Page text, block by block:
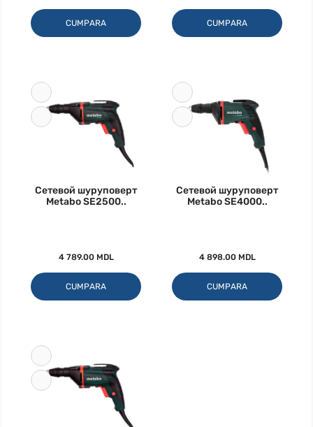
CUMPARA CUMPARA
Сетевой шуруповерт
Metabo SE2500..
4 789.00 MDL
CUMPARA
Сетевой шуруповерт
Metabo SE4000..
4 898.00 MDL
CUMPARA